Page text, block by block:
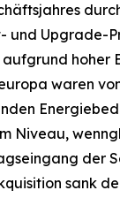
und Upgrade-
hoher
waren
Niveau,
der
sank